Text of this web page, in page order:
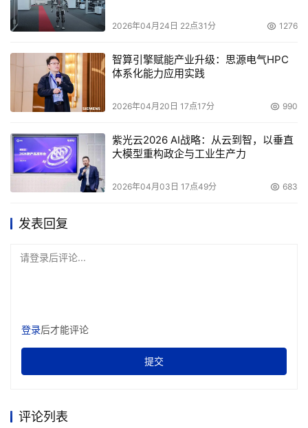
2026年04月24日 22点31分 1276
智算引擎赋能产业升级：思源电气HPC
体系化能力应用实践
2026年04月20日 17点17分 990
紫光云2026 AI战略：从云到智，以垂直
大模型重构政企与工业生产力
2026年04月03日 17点49分 683
发表回复
请登录后评论...
登录后才能评论
提交
评论列表